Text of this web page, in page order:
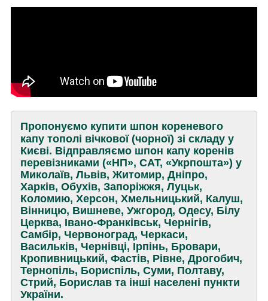
Пропонуємо купити шпон кореневого
капу тополі вічкової (чорної) зі складу у
Києві. Відправляємо шпон капу коренів
перевізниками («НП», САТ, «Укрпошта») у
Миколаїв, Львів, Житомир, Дніпро,
Харків, Обухів, Запоріжжя, Луцьк,
Коломию, Херсон, Хмельницький, Калуш,
Вінницю, Вишневе, Ужгород, Одесу, Білу
Церква, Івано-Франківськ, Чернігів,
Самбір, Червоноград, Черкаси,
Васильків, Чернівці, Ірпінь, Бровари,
Кропивницький, Фастів, Рівне, Дрогобич,
Тернопіль, Бориспіль, Суми, Полтаву,
Стрий, Борислав та інші населені пункти
України.